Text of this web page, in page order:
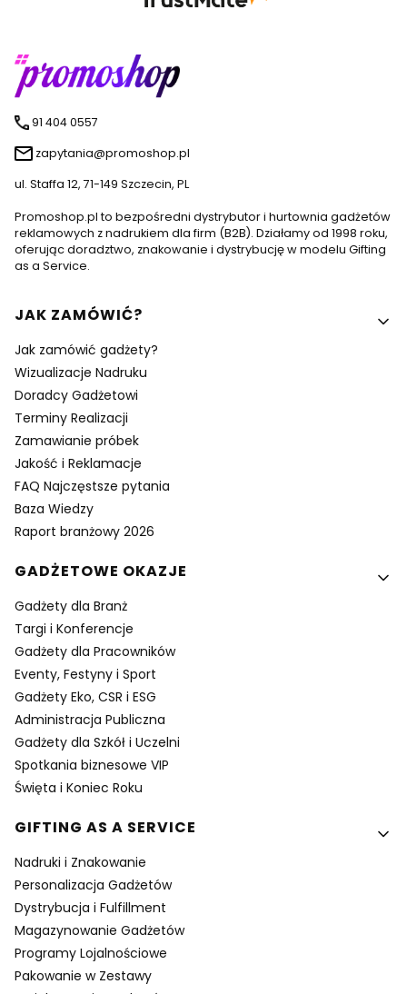
91 404 0557
zapytania@promoshop.pl
ul. Staffa 12, 71-149 Szczecin, PL
Promoshop.pl to bezpośredni dystrybutor i hurtownia gadżetów
reklamowych z nadrukiem dla firm (B2B). Działamy od 1998 roku,
oferując doradztwo, znakowanie i dystrybucję w modelu Gifting
as a Service.
Linki w stopce
JAK ZAMÓWIĆ?
Jak zamówić gadżety?
Wizualizacje Nadruku
Doradcy Gadżetowi
Terminy Realizacji
Zamawianie próbek
Jakość i Reklamacje
FAQ Najczęstsze pytania
Baza Wiedzy
Raport branżowy 2026
GADŻETOWE OKAZJE
Gadżety dla Branż
Targi i Konferencje
Gadżety dla Pracowników
Eventy, Festyny i Sport
Gadżety Eko, CSR i ESG
Administracja Publiczna
Gadżety dla Szkół i Uczelni
Spotkania biznesowe VIP
Święta i Koniec Roku
GIFTING AS A SERVICE
Nadruki i Znakowanie
Personalizacja Gadżetów
Dystrybucja i Fulfillment
Magazynowanie Gadżetów
Programy Lojalnościowe
Pakowanie w Zestawy